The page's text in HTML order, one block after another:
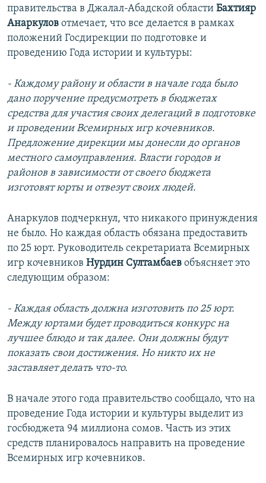
правительства в Джалал-Абадской области Бахтияр
Анаркулов отмечает, что все делается в рамках
положений Госдирекции по подготовке и
проведению Года истории и культуры:
- Каждому району и области в начале года было
дано поручение предусмотреть в бюджетах
средства для участия своих делегаций в подготовке
и проведении Всемирных игр кочевников.
Предложение дирекции мы донесли до органов
местного самоуправления. Власти городов и
районов в зависимости от своего бюджета
изготовят юрты и отвезут своих людей.
Анаркулов подчеркнул, что никакого принуждения
не было. Но каждая область обязана предоставить
по 25 юрт. Руководитель секретариата Всемирных
игр кочевников Нурдин Султамбаев объясняет это
следующим образом:
- Каждая область должна изготовить по 25 юрт.
Между юртами будет проводиться конкурс на
лучшее блюдо и так далее. Они должны будут
показать свои достижения. Но никто их не
заставляет делать что-то.
В начале этого года правительство сообщало, что на
проведение Года истории и культуры выделит из
госбюджета 94 миллиона сомов. Часть из этих
средств планировалось направить на проведение
Всемирных игр кочевников.